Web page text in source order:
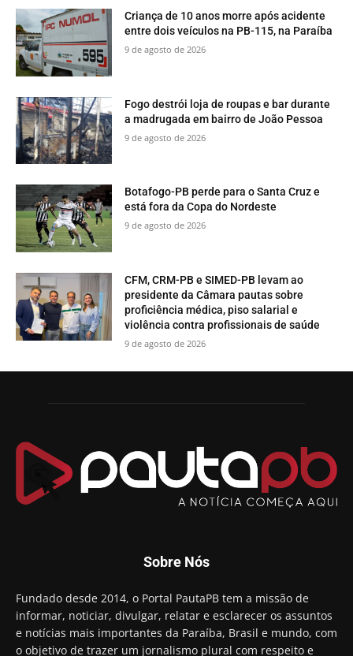
Criança de 10 anos morre após acidente
entre dois veículos na PB-115, na Paraíba
9 de agosto de 2026
Fogo destrói loja de roupas e bar durante
a madrugada em bairro de João Pessoa
9 de agosto de 2026
Botafogo-PB perde para o Santa Cruz e
está fora da Copa do Nordeste
9 de agosto de 2026
CFM, CRM-PB e SIMED-PB levam ao
presidente da Câmara pautas sobre
proficiência médica, piso salarial e
violência contra profissionais de saúde
9 de agosto de 2026
Sobre Nós
Fundado desde 2014, o Portal PautaPB tem a missão de
informar, noticiar, divulgar, relatar e esclarecer os assuntos
e notícias mais importantes da Paraíba, Brasil e mundo, com
o objetivo de trazer um jornalismo plural com respeito e